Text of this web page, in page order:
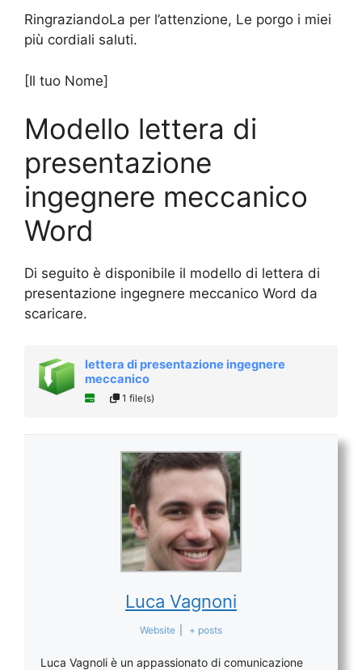
RingraziandoLa per l’attenzione, Le porgo i miei
più cordiali saluti.
[Il tuo Nome]
Modello lettera di
presentazione
ingegnere meccanico
Word
Di seguito è disponibile il modello di lettera di
presentazione ingegnere meccanico Word da
scaricare.
lettera di presentazione ingegnere
meccanico
1 file(s)
Luca Vagnoni
Website + posts
Luca Vagnoli è un appassionato di comunicazione